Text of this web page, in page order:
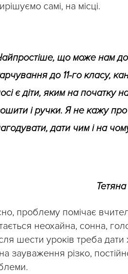
самі, на місці.
що може нам
до 11-го класу,
є діти, яким на початку
і ручки. Я не кажу
дати чим і на
проблему помічає
неохайна, сонна,
шести уроків треба дати
зауваження різко,